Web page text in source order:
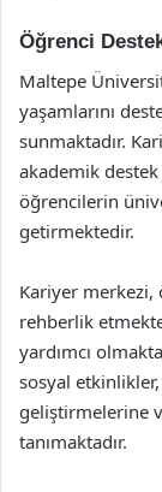
Öğrenci
Maltepe
yaşamlarını
sunmaktadır.
akademik
öğrencilerin
getirmektedir.
Kariyer merkezi,
rehberlik
yardımcı
sosyal
geliştirmelerine
tanımaktadır.